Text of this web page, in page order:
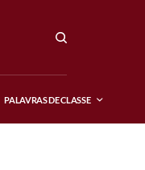
PALAVRAS DE CLASSE